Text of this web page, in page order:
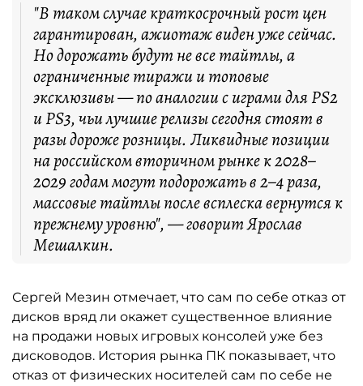
"В таком случае краткосрочный рост цен
гарантирован, ажиотаж виден уже сейчас.
Но дорожать будут не все тайтлы, а
ограниченные тиражи и топовые
эксклюзивы — по аналогии с играми для PS2
и PS3, чьи лучшие релизы сегодня стоят в
разы дороже розницы. Ликвидные позиции
на российском вторичном рынке к 2028–
2029 годам могут подорожать в 2–4 раза,
массовые тайтлы после всплеска вернутся к
прежнему уровню", — говорит Ярослав
Мешалкин.
Сергей Мезин отмечает, что сам по себе отказ от
дисков вряд ли окажет существенное влияние
на продажи новых игровых консолей уже без
дисководов. История рынка ПК показывает, что
отказ от физических носителей сам по себе не